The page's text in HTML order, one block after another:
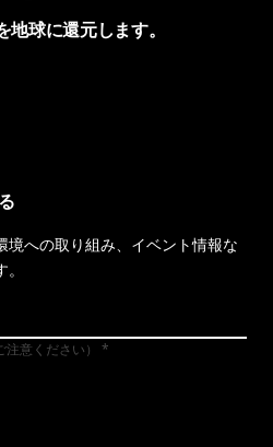
地球に還元します。
境への取り組み、イベント情報な
意ください）